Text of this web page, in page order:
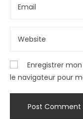
Enregistrer
le navigateur pour